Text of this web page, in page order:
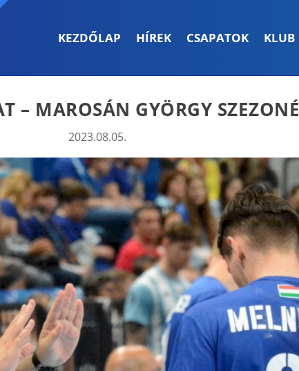
KEZDŐLAP HÍREK CSAPATOK KLUB
– MAROSÁN GYÖRGY
2023.08.05.